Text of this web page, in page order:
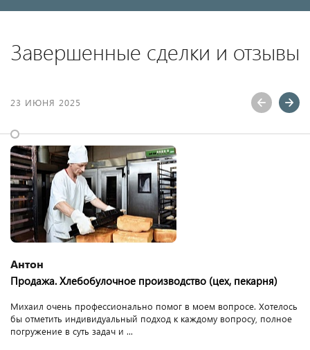
Завершенные сделки и отзывы
23 ИЮНЯ 2025
Антон
Продажа. Хлебобулочное производство (цех, пекарня)
Михаил очень профессионально помог в моем вопросе. Хотелось
бы отметить индивидуальный подход к каждому вопросу, полное
погружение в суть задач и ...